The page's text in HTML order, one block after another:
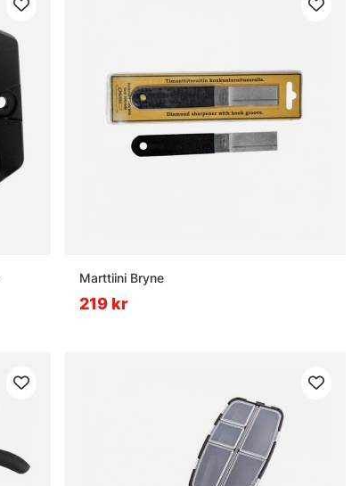
Marttiini Bryne
219 kr